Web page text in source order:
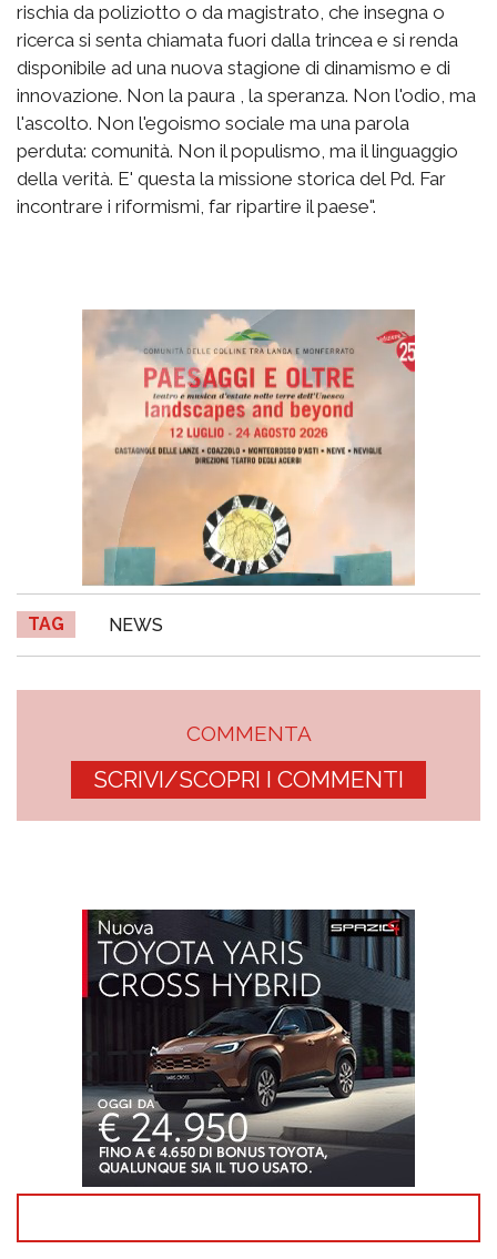
rischia da poliziotto o da magistrato, che insegna o
ricerca si senta chiamata fuori dalla trincea e si renda
disponibile ad una nuova stagione di dinamismo e di
innovazione. Non la paura , la speranza. Non l'odio, ma
l'ascolto. Non l'egoismo sociale ma una parola
perduta: comunità. Non il populismo, ma il linguaggio
della verità. E' questa la missione storica del Pd. Far
incontrare i riformismi, far ripartire il paese".
TAG NEWS
COMMENTA
SCRIVI/SCOPRI I COMMENTI